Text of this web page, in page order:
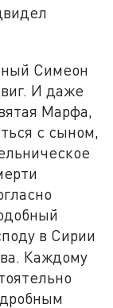
Симеон
И даже
Марфа,
с сыном,
в Сирии
Каждому